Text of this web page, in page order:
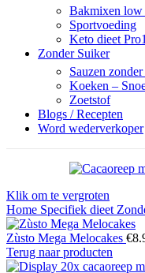
Bakmixen low
Sportvoeding
Keto dieet
Zonder Suiker
Sauzen
Koeken –
Zoetstof
Blogs / Recepten
Word wederverkoper
Klik om te vergroten
Home Specifiek dieet
Zùsto Mega Melocakes €
Terug naar producten